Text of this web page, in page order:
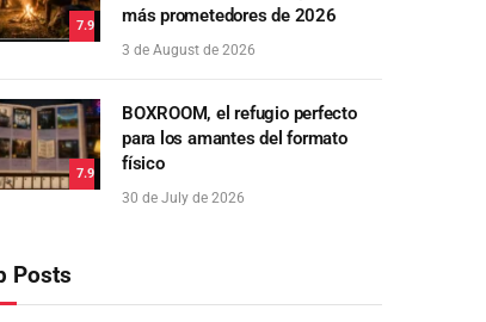
7.9
más prometedores de 2026
3 de August de 2026
7.9
BOXROOM, el refugio perfecto
para los amantes del formato
físico
30 de July de 2026
Posts